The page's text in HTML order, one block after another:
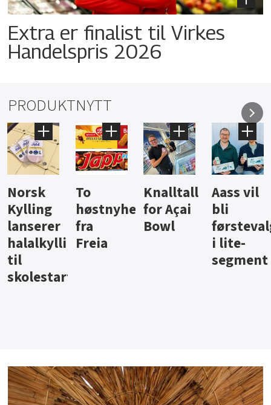
Extra er finalist til Virkes
Handelspris 2026
PRODUKTNYTT
Knalltall
for Açai
Bowl
Aass vil
bli
førstevalg
i lite-
Brus og
jus fra
Berentsen
Hard
iste fra
Hansa